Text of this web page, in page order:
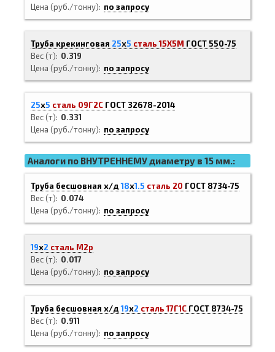
Цена (руб./тонну)
по запросу
Труба крекинговая 25х5 сталь 15Х5М ГОСТ 550-75
Вес (т)
0.319
Цена (руб./тонну)
по запросу
25х5 сталь 09Г2С ГОСТ 32678-2014
Вес (т)
0.331
Цена (руб./тонну)
по запросу
Аналоги по ВНУТРЕННЕМУ диаметру в 15 мм.:
Труба бесшовная х/д18х1.5 сталь 20 ГОСТ 8734-75
Вес (т)
0.074
Цена (руб./тонну)
по запросу
19х2 сталь М2р
Вес (т)
0.017
Цена (руб./тонну)
по запросу
Труба бесшовная х/д19х2 сталь 17Г1С ГОСТ 8734-75
Вес (т)
0.911
Цена (руб./тонну)
по запросу